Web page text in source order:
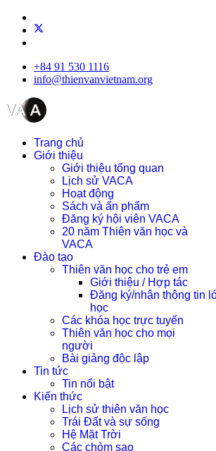
+84 91 530 1116
info@thienvanvietnam.org
Trang chủ
Giới thiệu
Giới thiệu tổng quan
Lịch sử VACA
Hoạt động
Sách và ấn phẩm
Đăng ký hội viên VACA
20 năm Thiên văn học và
VACA
Đào tạo
Thiên văn học cho trẻ em
Giới thiệu / Hợp tác
Đăng ký/nhận thông tin
học
Các khóa học trực tuyến
Thiên văn học cho mọi
người
Bài giảng độc lập
Tin tức
Tin nổi bật
Kiến thức
Lịch sử thiên văn học
Trái Đất và sự sống
Hệ Mặt Trời
Các chòm sao